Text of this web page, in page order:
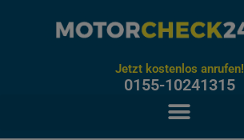
Jetzt kostenlos anrufen!
0155-10241315